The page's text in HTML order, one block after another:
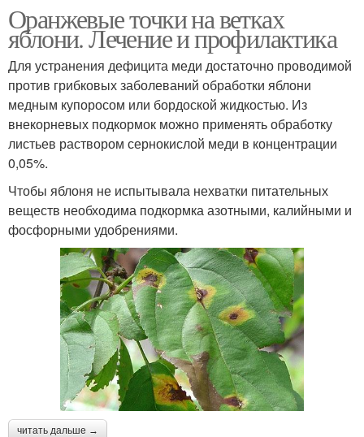
Оранжевые точки на ветках
яблони. Лечение и профилактика
Для устранения дефицита меди достаточно проводимой
против грибковых заболеваний обработки яблони
медным купоросом или бордоской жидкостью. Из
внекорневых подкормок можно применять обработку
листьев раствором сернокислой меди в концентрации
0,05%.
Чтобы яблоня не испытывала нехватки питательных
веществ необходима подкормка азотными, калийными и
фосфорными удобрениями.
читать дальше →